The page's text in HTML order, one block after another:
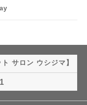
サロン ウシジマ】